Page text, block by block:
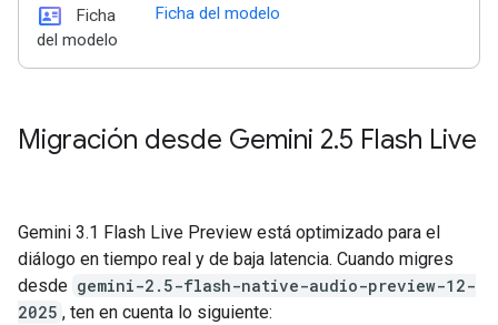
id_card
Ficha
del modelo
Ficha del modelo
Migración desde Gemini 2.5 Flash Live
Gemini 3.1 Flash Live Preview está optimizado para el
diálogo en tiempo real y de baja latencia. Cuando migres
desde gemini-2.5-flash-native-audio-preview-12-
2025 , ten en cuenta lo siguiente: